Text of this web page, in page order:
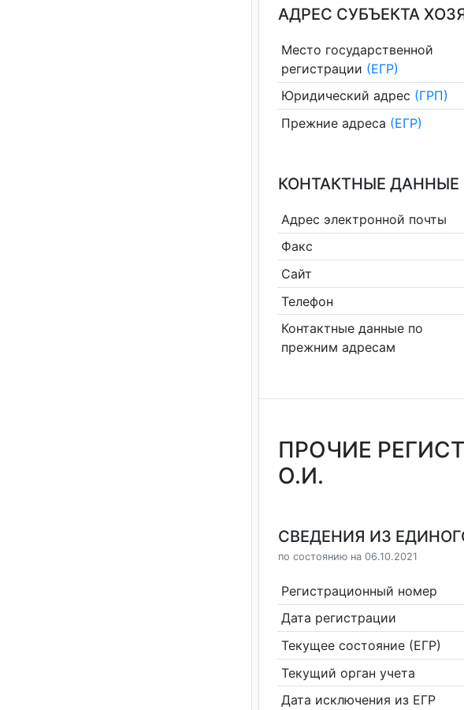
АДРЕС СУБЪЕКТА
Место государственной
регистрации (ЕГР)
Юридический адрес (ГРП)
Прежние адреса (ЕГР)
КОНТАКТНЫЕ ДАННЫЕ
Адрес электронной почты
Факс
Сайт
Телефон
Контактные данные по
прежним адресам
ПРОЧИЕ
О.И.
СВЕДЕНИЯ ИЗ
по состоянию на 06.10.2021
Регистрационный номер
Дата регистрации
Текущее состояние (ЕГР)
Текущий орган учета
Дата исключения из ЕГР